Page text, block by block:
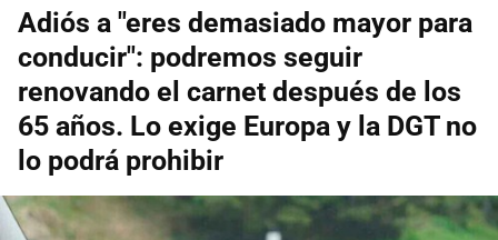
Adiós a "eres demasiado mayor para
conducir": podremos seguir
renovando el carnet después de los
65 años. Lo exige Europa y la DGT no
lo podrá prohibir